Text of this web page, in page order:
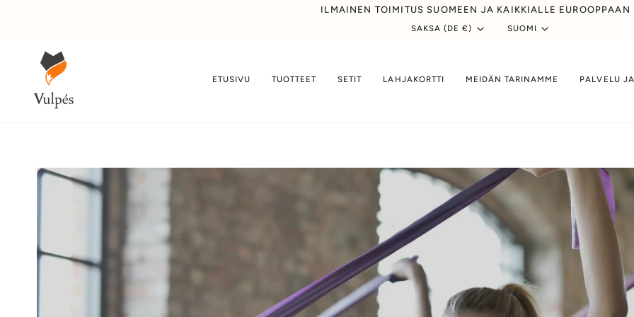
ILMAINEN TOIMITUS SUOMEEN JA KAIKKIALLE EUROOPPAAN
Valuutta
SAKSA (DE €) Kieli
SUOMI
ETUSIVU TUOTTEET SETIT LAHJAKORTTI MEIDÄN TARINAMME PALVELU